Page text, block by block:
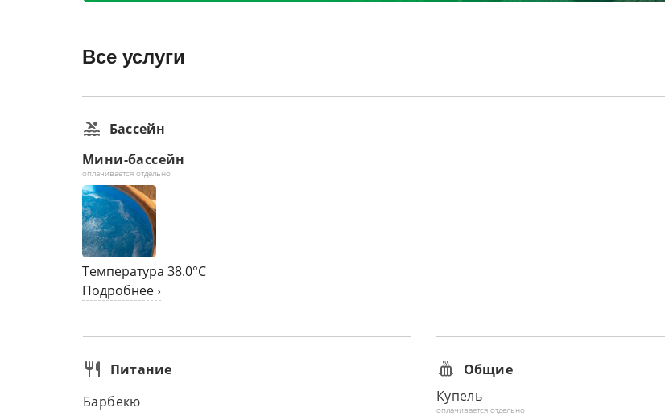
Все услуги
Бассейн
Мини-бассейн
оплачивается отдельно
Температура 38.0°C
Подробнее ›
Питание
Барбекю
Общие
Купель
оплачивается отдельно